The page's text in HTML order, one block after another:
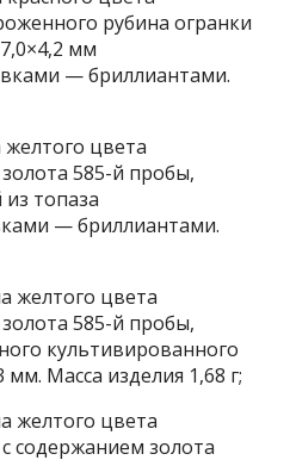
рубина огранки
мм
— бриллиантами.
желтого цвета
585-й пробы,
топаза
— бриллиантами.
желтого цвета
585-й пробы,
культивированного
Масса изделия 1,68 г;
желтого цвета
содержанием золота